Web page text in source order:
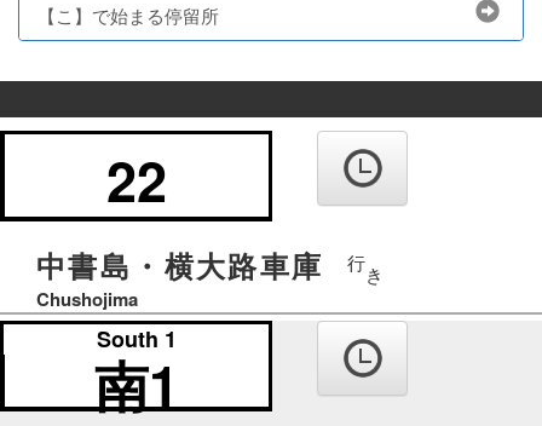
【こ】で始まる停留所
の
22
中書島・横大路車庫 行き
Chushojima
South 1
南1